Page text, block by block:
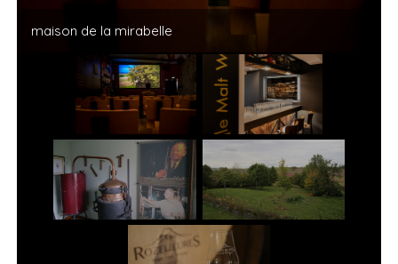
maison de la mirabelle